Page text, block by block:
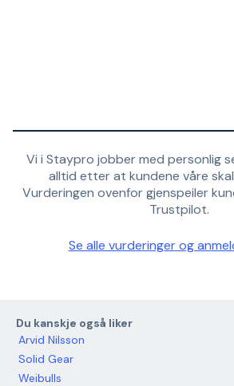
Vi i Staypro jobber med personlig
alltid etter at kundene våre
Vurderingen ovenfor gjenspeiler
Trustpilot.
Se alle vurderinger og
Du kanskje også liker
Arvid Nilsson
Solid Gear
Weibulls